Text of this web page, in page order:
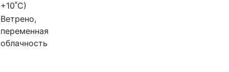
+10˚C)
Ветрено,
переменная
облачность